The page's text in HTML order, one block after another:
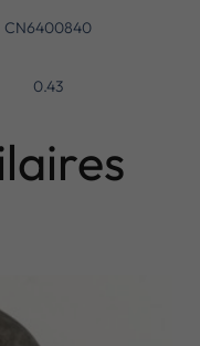
CN6400840
0.43